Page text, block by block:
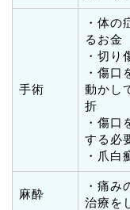
手術
・体の
るお金
・切り
・傷口
動かし
折
・傷口
する必
・爪
麻酔
・痛み
治療を